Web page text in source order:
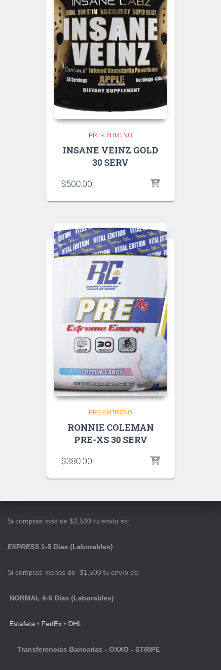
PRE-ENTRENO
INSANE VEINZ GOLD
30 SERV
$500.00
PRE-ENTRENO
RONNIE COLEMAN
PRE-XS 30 SERV
$380.00
Si compras más de $2,500 tu envío es:
EXPRESS 1-5 Días (Laborables)
Si compras menos de $1,500 tu envío es:
NORMAL 4-6 Días (Laborables)
Estafeta • FedEx • DHL
Transferencias Bancarias - OXXO - STRIPE